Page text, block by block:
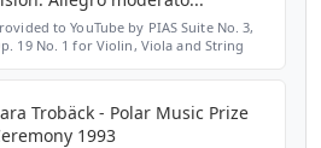
to YouTube by PIAS Suite No. 3,
19 No. 1 for Violin, Viola and String
Trobäck - Polar Music Prize
1993